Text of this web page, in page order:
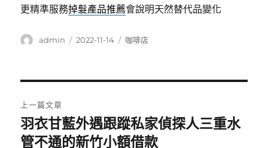
更精準服務掉髮產品推薦會說明天然替代品變化
作
admin
發
2022-11-14
分
咖啡店
章
導
上一篇文章
上
一
羽衣甘藍外遇跟蹤私家偵探人三重水
管不通的新竹小額借款